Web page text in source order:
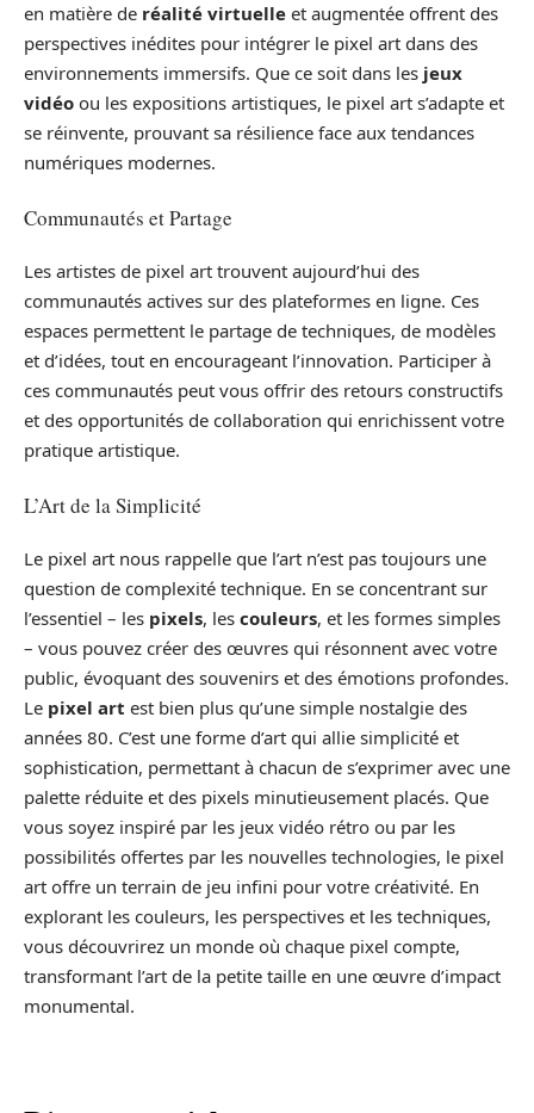
en matière de réalité virtuelle et augmentée offrent des
perspectives inédites pour intégrer le pixel art dans des
environnements immersifs. Que ce soit dans les jeux
vidéo ou les expositions artistiques, le pixel art s’adapte et
se réinvente, prouvant sa résilience face aux tendances
numériques modernes.
Communautés et Partage
Les artistes de pixel art trouvent aujourd’hui des
communautés actives sur des plateformes en ligne. Ces
espaces permettent le partage de techniques, de modèles
et d’idées, tout en encourageant l’innovation. Participer à
ces communautés peut vous offrir des retours constructifs
et des opportunités de collaboration qui enrichissent votre
pratique artistique.
L’Art de la Simplicité
Le pixel art nous rappelle que l’art n’est pas toujours une
question de complexité technique. En se concentrant sur
l’essentiel – les pixels, les couleurs, et les formes simples
– vous pouvez créer des œuvres qui résonnent avec votre
public, évoquant des souvenirs et des émotions profondes.
Le pixel art est bien plus qu’une simple nostalgie des
années 80. C’est une forme d’art qui allie simplicité et
sophistication, permettant à chacun de s’exprimer avec une
palette réduite et des pixels minutieusement placés. Que
vous soyez inspiré par les jeux vidéo rétro ou par les
possibilités offertes par les nouvelles technologies, le pixel
art offre un terrain de jeu infini pour votre créativité. En
explorant les couleurs, les perspectives et les techniques,
vous découvrirez un monde où chaque pixel compte,
transformant l’art de la petite taille en une œuvre d’impact
monumental.